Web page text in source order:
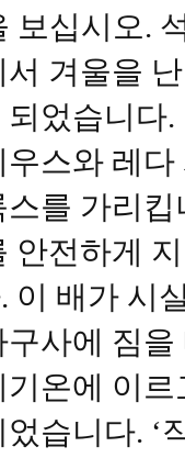
보십시오.
서 겨울을
되었습니다
우스와 레
스를 가리
안전하게
이 배가 시
구사에 짐
기온에 이
었습니다. ‘